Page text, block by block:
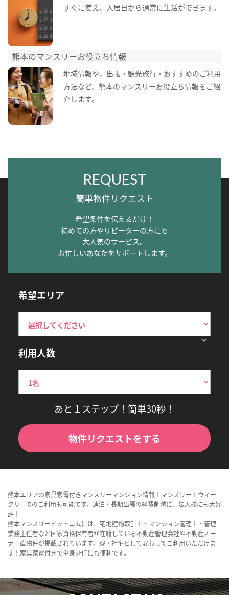
すぐに使え、入居日から通常に生活ができます。
熊本のマンスリーお役立ち情報
地域情報や、出張・観光旅行・おすすめのご利用
方法など、熊本のマンスリーお役立ち情報をご紹
介します。
REQUEST
簡単物件リクエスト
希望条件を伝えるだけ！
初めての方やリピーターの方にも
大人気のサービス。
お忙しいあなたをサポートします。
希望エリア
利用人数
あと１ステップ！簡単30秒！
物件リクエストをする
熊本エリアの家具家電付きマンスリーマンション情報！マンスリー＋ウィー
クリーでのご利用も可能です。連泊・長期出張の経費削減に、法人様にも大好
評！
熊本マンスリードットコムには、宅地建物取引士・マンション管理士・管理
業務主任者など国家資格保有者が在籍している不動産管理会社や不動産オー
ナー直物件が掲載されています。寮・社宅として安心してご利用いただけま
す！家具家電付きで単身赴任にも便利です。